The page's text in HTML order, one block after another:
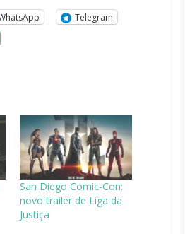
Telegram
San Diego Comic-Con:
novo trailer de Liga da
Justiça